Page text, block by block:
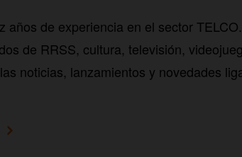
años de experiencia en el sector TELCO.
de RRSS, cultura, televisión,
noticias, lanzamientos y novedades